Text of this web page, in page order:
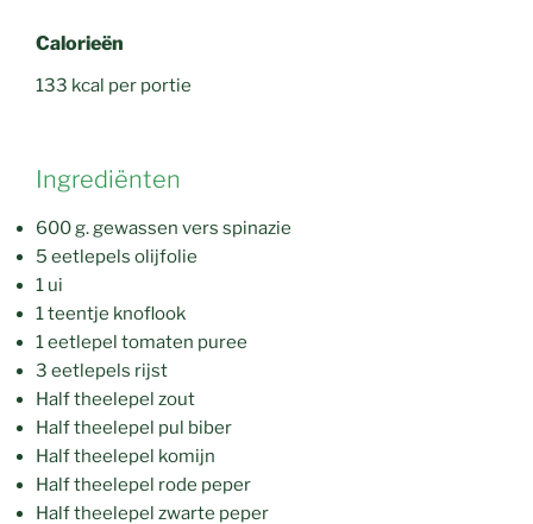
Calorieën
133 kcal per portie
Ingrediënten
600 g. gewassen vers spinazie
5 eetlepels olijfolie
1 ui
1 teentje knoflook
1 eetlepel tomaten puree
3 eetlepels rijst
Half theelepel zout
Half theelepel pul biber
Half theelepel komijn
Half theelepel rode peper
Half theelepel zwarte peper